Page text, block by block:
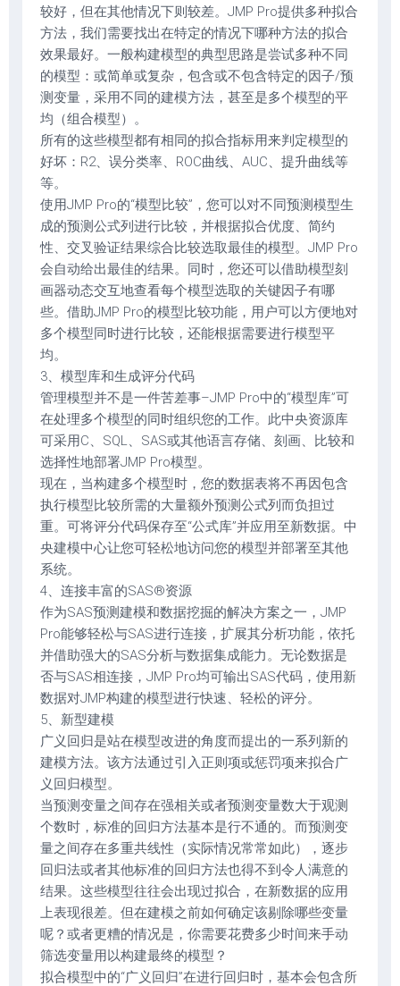
较好，但在其他情况下则较差。JMP Pro提供多种拟合
方法，我们需要找出在特定的情况下哪种方法的拟合
效果最好。一般构建模型的典型思路是尝试多种不同
的模型：或简单或复杂，包含或不包含特定的因子/预
测变量，采用不同的建模方法，甚至是多个模型的平
均（组合模型）。
所有的这些模型都有相同的拟合指标用来判定模型的
好坏：R2、误分类率、ROC曲线、AUC、提升曲线等
等。
使用JMP Pro的“模型比较”，您可以对不同预测模型生
成的预测公式列进行比较，并根据拟合优度、简约
性、交叉验证结果综合比较选取最佳的模型。JMP Pro
会自动给出最佳的结果。同时，您还可以借助模型刻
画器动态交互地查看每个模型选取的关键因子有哪
些。借助JMP Pro的模型比较功能，用户可以方便地对
多个模型同时进行比较，还能根据需要进行模型平
均。
3、模型库和生成评分代码
管理模型并不是一件苦差事–JMP Pro中的“模型库”可
在处理多个模型的同时组织您的工作。此中央资源库
可采用C、SQL、SAS或其他语言存储、刻画、比较和
选择性地部署JMP Pro模型。
现在，当构建多个模型时，您的数据表将不再因包含
执行模型比较所需的大量额外预测公式列而负担过
重。可将评分代码保存至“公式库”并应用至新数据。中
央建模中心让您可轻松地访问您的模型并部署至其他
系统。
4、连接丰富的SAS®资源
作为SAS预测建模和数据挖掘的解决方案之一，JMP
Pro能够轻松与SAS进行连接，扩展其分析功能，依托
并借助强大的SAS分析与数据集成能力。无论数据是
否与SAS相连接，JMP Pro均可输出SAS代码，使用新
数据对JMP构建的模型进行快速、轻松的评分。
5、新型建模
广义回归是站在模型改进的角度而提出的一系列新的
建模方法。该方法通过引入正则项或惩罚项来拟合广
义回归模型。
当预测变量之间存在强相关或者预测变量数大于观测
个数时，标准的回归方法基本是行不通的。而预测变
量之间存在多重共线性（实际情况常常如此），逐步
回归法或者其他标准的回归方法也得不到令人满意的
结果。这些模型往往会出现过拟合，在新数据的应用
上表现很差。但在建模之前如何确定该剔除哪些变量
呢？或者更糟的情况是，你需要花费多少时间来手动
筛选变量用以构建最终的模型？
拟合模型中的“广义回归”在进行回归时，基本会包含所